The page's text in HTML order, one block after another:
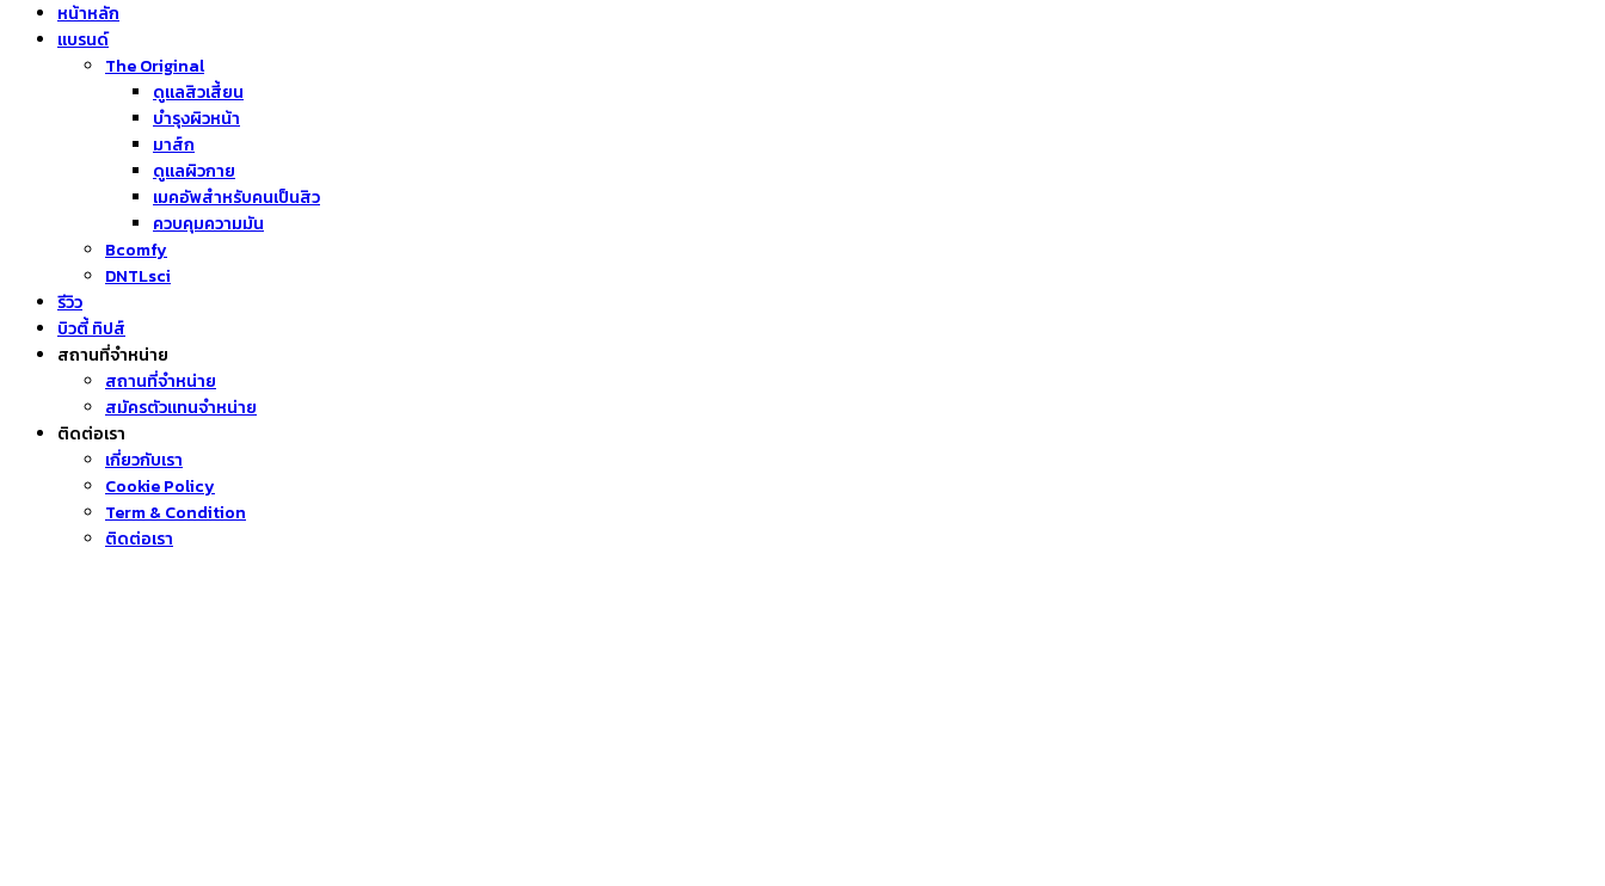
หน้าหลัก
แบรนด์
The Original
ดูแลสิวเสี้ยน
บำรุงผิวหน้า
มาส์ก
ดูแลผิวกาย
เมคอัพสำหรับคนเป็นสิว
ควบคุมความมัน
Bcomfy
DNTLsci
รีวิว
บิวตี้ ทิปส์
สถานที่จำหน่าย
สถานที่จำหน่าย
สมัครตัวแทนจำหน่าย
ติดต่อเรา
เกี่ยวกับเรา
Cookie Policy
Term & Condition
ติดต่อเรา